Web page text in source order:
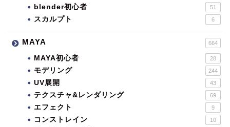
blender初心者 51
スカルプト 6
MAYA 664
MAYA初心者 28
モデリング 244
UV展開 43
テクスチャ&レンダリング 69
エフェクト 9
コンストレイン 10